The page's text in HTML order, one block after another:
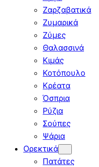
Ζαρζαβατικά
Ζυμαρικά
Ζύμες
Θαλασσινά
Κιμάς
Κοτόπουλο
Κρέατα
Όσπρια
Ρύζια
Σούπες
Ψάρια
Ορεκτικά
Πατάτες